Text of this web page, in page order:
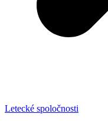
Letecké spoločnosti